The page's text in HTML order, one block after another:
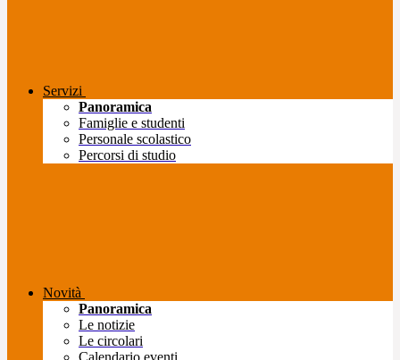
Servizi
Panoramica
Famiglie e studenti
Personale scolastico
Percorsi di studio
Novità
Panoramica
Le notizie
Le circolari